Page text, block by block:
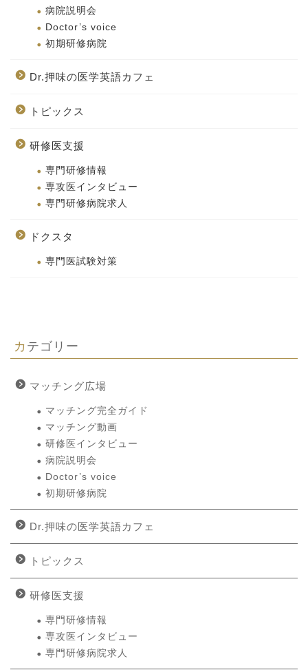
病院説明会
Doctor’s voice
初期研修病院
Dr.押味の医学英語カフェ
トピックス
研修医支援
専門研修情報
専攻医インタビュー
専門研修病院求人
ドクスタ
専門医試験対策
カテゴリー
マッチング広場
マッチング完全ガイド
マッチング動画
研修医インタビュー
病院説明会
Doctor’s voice
初期研修病院
Dr.押味の医学英語カフェ
トピックス
研修医支援
専門研修情報
専攻医インタビュー
専門研修病院求人